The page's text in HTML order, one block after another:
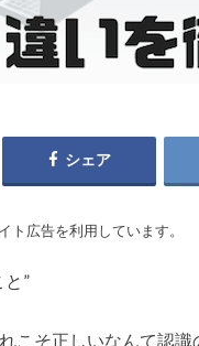
シェア
ト広告を利用しています。
”
こそ正しいなんて認